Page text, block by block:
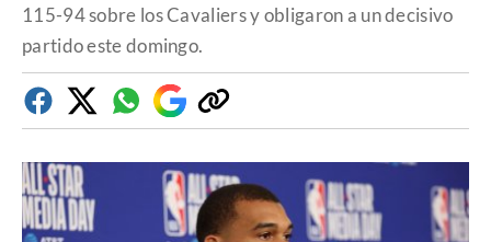
115-94 sobre los Cavaliers y obligaron a un decisivo
partido este domingo.
FacebookTwitterWhatsapp
Google
Discover
Copiar
enlace